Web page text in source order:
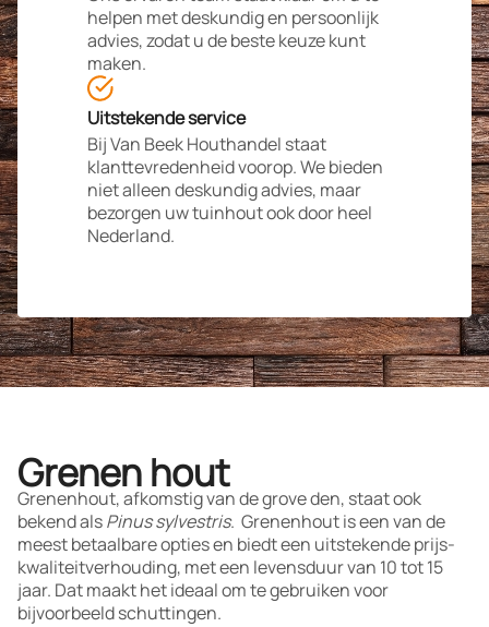
helpen met deskundig en persoonlijk
advies, zodat u de beste keuze kunt
maken.
Uitstekende service
Bij Van Beek Houthandel staat
klanttevredenheid voorop. We bieden
niet alleen deskundig advies, maar
bezorgen uw tuinhout ook door heel
Nederland.
Grenen hout
Grenenhout, afkomstig van de grove den, staat ook
bekend alsPinus sylvestris. Grenenhout is een van de
meest betaalbare opties en biedt een uitstekende prijs-
kwaliteitverhouding, met een levensduur van 10 tot 15
jaar. Dat maakt het ideaal om te gebruiken voor
bijvoorbeeld schuttingen.